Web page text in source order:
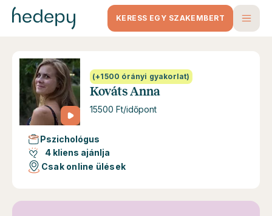
KERESS EGY SZAKEMBERT
(+1500 órányi gyakorlat)
Kováts Anna
15500 Ft/időpont
Pszichológus
4 kliens ajánlja
Csak online ülések